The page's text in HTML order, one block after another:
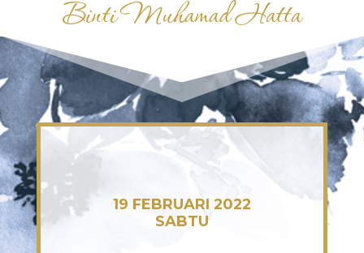
Binti Muhamad Hatta
19 FEBRUARI 2022
SABTU